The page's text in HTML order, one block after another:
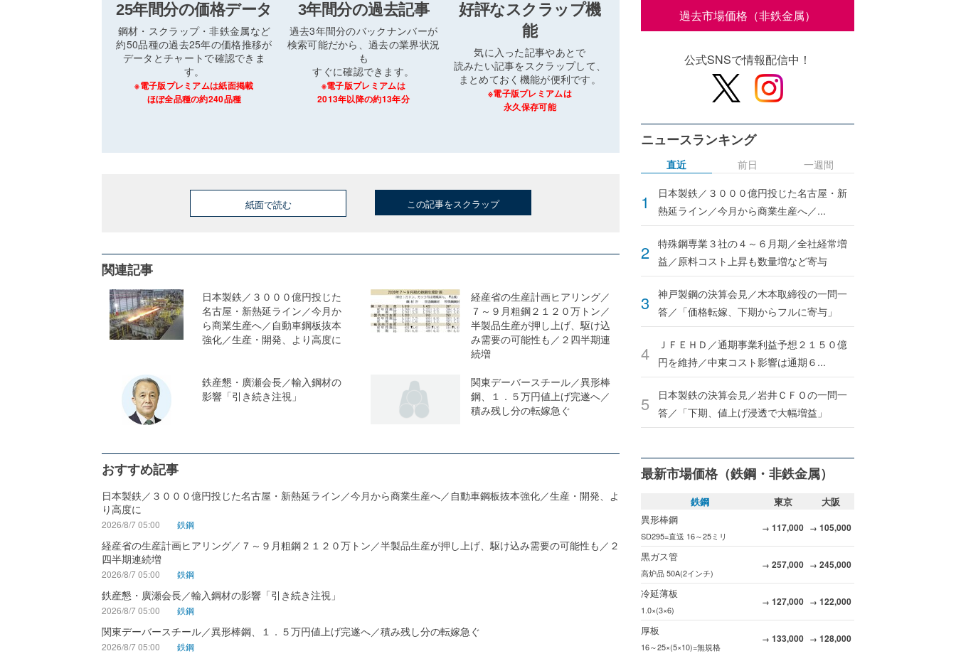
25年間分の価格データ
鋼材・スクラップ・非鉄金属など
約50品種の過去25年の価格推移が
データとチャートで確認できま
す。
※電子版プレミアムは紙面掲載
ほぼ全品種の約240品種
3年間分の過去記事
過去3年間分のバックナンバーが
検索可能だから、過去の業界状況
も
すぐに確認できます。
※電子版プレミアムは
2013年以降の約13年分
好評なスクラップ機
能
気に入った記事やあとで
読みたい記事をスクラップして、
まとめておく機能が便利です。
※電子版プレミアムは
永久保存可能
紙面で読む この記事をスクラップ
関連記事
日本製鉄／３０００億円投じた
名古屋・新熱延ライン／今月か
ら商業生産へ／自動車鋼板抜本
強化／生産・開発、より高度に
経産省の生産計画ヒアリング／
７～９月粗鋼２１２０万トン／
半製品生産が押し上げ、駆け込
み需要の可能性も／２四半期連
続増
鉄産懇・廣瀬会長／輸入鋼材の
影響「引き続き注視」
関東デーバースチール／異形棒
鋼、１．５万円値上げ完遂へ／
積み残し分の転嫁急ぐ
おすすめ記事
日本製鉄／３０００億円投じた名古屋・新熱延ライン／今月から商業生産へ／自動車鋼板抜本強化／生産・開発、よ
り高度に
2026/8/7 05:00 鉄鋼
経産省の生産計画ヒアリング／７～９月粗鋼２１２０万トン／半製品生産が押し上げ、駆け込み需要の可能性も／２
四半期連続増
2026/8/7 05:00 鉄鋼
鉄産懇・廣瀬会長／輸入鋼材の影響「引き続き注視」
2026/8/7 05:00 鉄鋼
関東デーバースチール／異形棒鋼、１．５万円値上げ完遂へ／積み残し分の転嫁急ぐ
2026/8/7 05:00 鉄鋼
過去市場価格（非鉄金属）
公式SNSで情報配信中！
ニュースランキング
直近
日本製鉄／３０００億円投じた名古屋・新
熱延ライン／今月から商業生産へ／...
特殊鋼専業３社の４～６月期／全社経常増
益／原料コスト上昇も数量増など寄与
神戸製鋼の決算会見／木本取締役の一問一
答／「価格転嫁、下期からフルに寄与」
ＪＦＥＨＤ／通期事業利益予想２１５０億
円を維持／中東コスト影響は通期６...
日本製鉄の決算会見／岩井ＣＦＯの一問一
答／「下期、値上げ浸透で大幅増益」
前日 一週間
最新市場価格（鉄鋼・非鉄金属）
鉄鋼 東京
大阪
異形棒鋼
SD295=直送 16～25ミリ
→ 117,000 → 105,000
黒ガス管
高炉品 50A(2インチ)
→ 257,000 → 245,000
冷延薄板
1.0×(3×6)
→ 127,000 → 122,000
厚板
16～25×(5×10)=無規格
→ 133,000 → 128,000